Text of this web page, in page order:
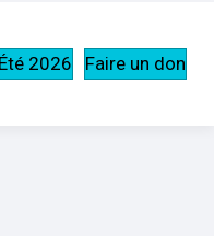
Été 2026 Faire un don